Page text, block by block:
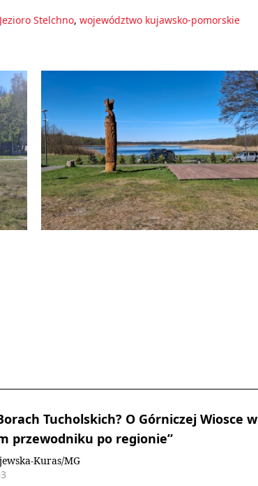
Jezioro Stelchno, województwo kujawsko-pomorskie
Tucholskich? O Górniczej Wiosce w
przewodniku po regionie”
Kuras/MG